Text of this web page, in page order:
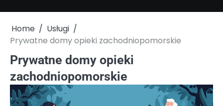
Home
Usługi
Prywatne domy opieki zachodniopomorskie
Prywatne domy opieki
zachodniopomorskie